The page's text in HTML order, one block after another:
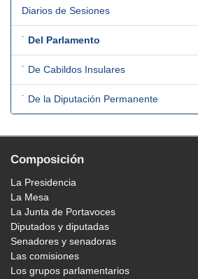
Diarios de Sesiones
˙ Del Parlamento
˙ De Cabildos Insulares
˙ De la Diputación Permanente
Composición
La Presidencia
La Mesa
La Junta de Portavoces
Diputados y diputadas
Senadores y senadoras
Las comisiones
Los grupos parlamentarios